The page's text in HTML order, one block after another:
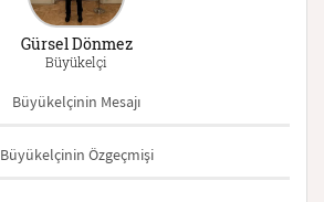
Gürsel Dönmez
Büyükelçi
Büyükelçinin Mesajı
Büyükelçinin Özgeçmişi